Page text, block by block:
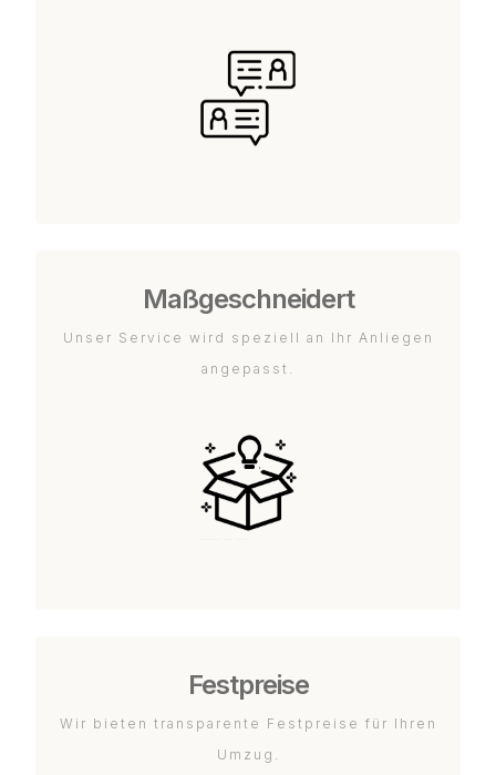
Maßgeschneidert
Unser Service wird speziell an Ihr Anliegen
angepasst.
Festpreise
Wir bieten transparente Festpreise für Ihren
Umzug.